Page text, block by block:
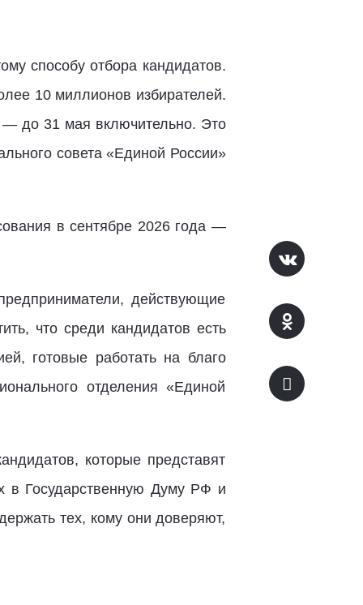
способу отбора кандидатов.
10 миллионов избирателей.
— до 31 мая включительно. Это
совета «Единой России»
в сентябре 2026 года —
действующие
что среди кандидатов есть
готовые работать на благо
отделения «Единой
которые представят
в Государственную Думу РФ и
тех, кому они доверяют,